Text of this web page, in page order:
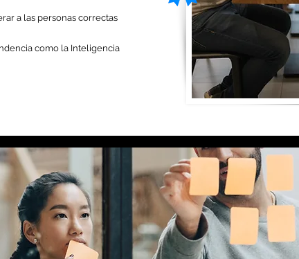
a las personas correctas
como la Inteligencia
GRATIS